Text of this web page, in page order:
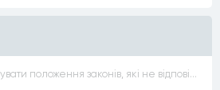
Суди не мають застосовувати положення законів, які не відповідають Конституції, незалежно від того, чи визнавалися вони Конституційним Судом України неконституційними, тобто закони, що суперечать Конституції України не можуть застосовуватися навіть у випадках, коли вони є чинними